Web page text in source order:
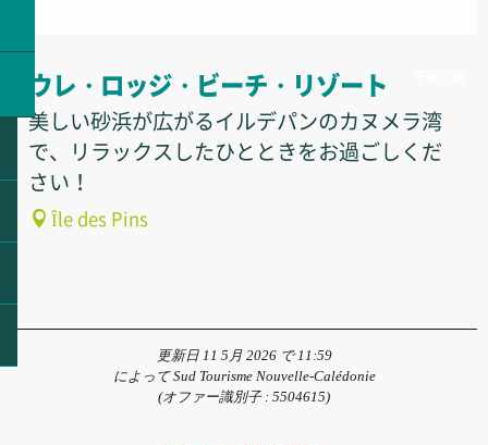
ウレ・ロッジ・ビーチ・リゾート
美しい砂浜が広がるイルデパンのカヌメラ湾
で、リラックスしたひとときをお過ごしくだ
さい！
Île des Pins
更新日 11 5月 2026 で 11:59
によって Sud Tourisme Nouvelle-Calédonie
(オファー識別子 : 5504615)